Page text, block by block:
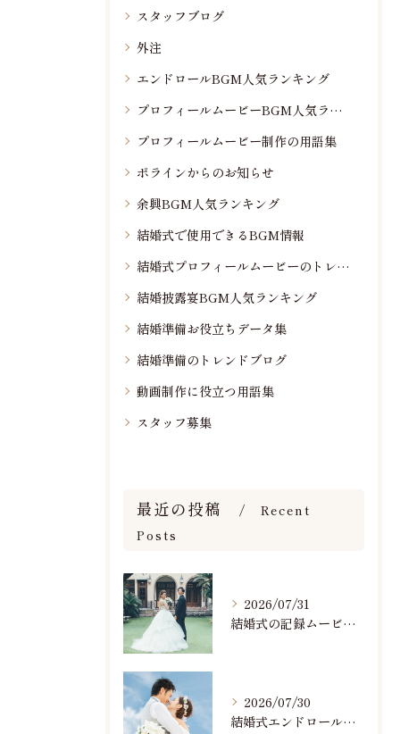
スタッフブログ
外注
エンドロールBGM人気ランキング
プロフィールムービーBGM人気ランキング
プロフィールムービー制作の用語集
ポラインからのお知らせ
余興BGM人気ランキング
結婚式で使用できるBGM情報
結婚式プロフィールムービーのトレンド情報
結婚披露宴BGM人気ランキング
結婚準備お役立ちデータ集
結婚準備のトレンドブログ
動画制作に役立つ用語集
スタッフ募集
最近の投稿
Recent
Posts
2026/07/31
結婚式の記録ムービーの映像撮影スタッフを募集中です
2026/07/30
結婚式エンドロールで人気のおすすめBGM楽曲ランキング！(7/29最新)